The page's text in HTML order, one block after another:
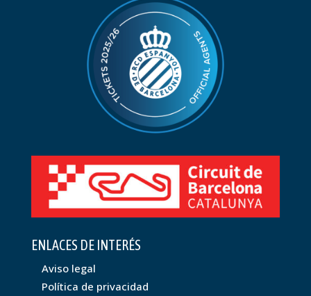
ENLACES DE INTERÉS
Aviso legal
Política de privacidad